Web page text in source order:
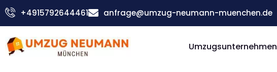
Zum
Inhalt
+4915792644461 anfrage@umzug-neumann-muenchen.de
Umzugsunternehmen